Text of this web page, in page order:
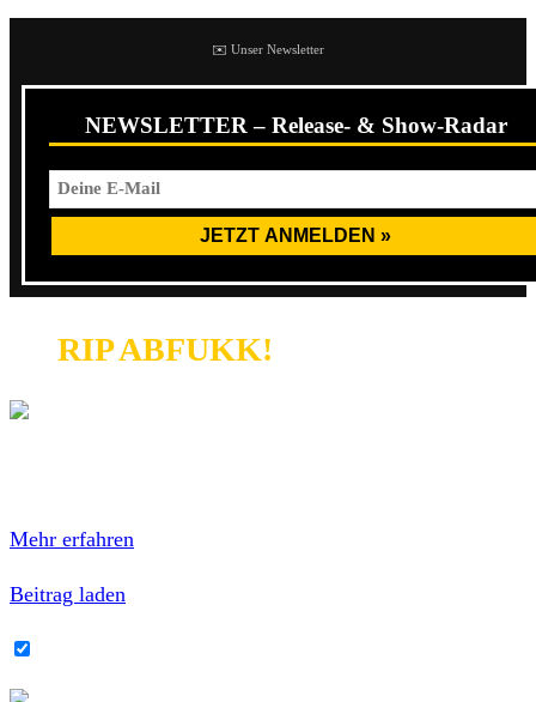
✉️ Unser Newsletter
NEWSLETTER – Release- & Show-Radar
RIP ABFUKK!
Mehr erfahren
Beitrag laden